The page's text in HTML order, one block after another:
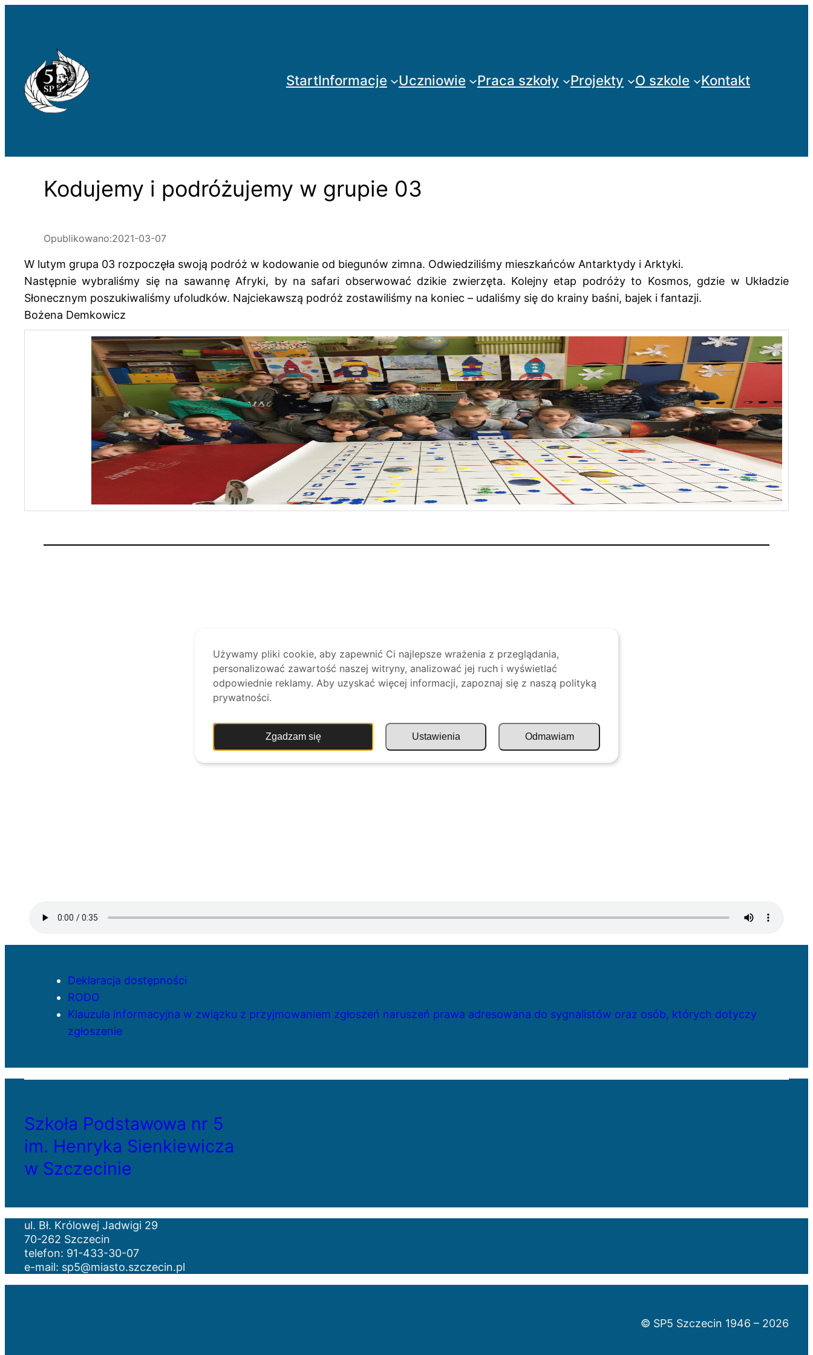
StartInformacje Uczniowie Praca szkoły Projekty O szkole Kontakt
Kodujemy i podróżujemy w grupie 03
Opublikowano:2021-03-07
W lutym grupa 03 rozpoczęła swoją podróż w kodowanie od biegunów zimna. Odwiedziliśmy mieszkańców Antarktydy i Arktyki.
Następnie wybraliśmy się na sawannę Afryki, by na safari obserwować dzikie zwierzęta. Kolejny etap podróży to Kosmos, gdzie w Układzie
Słonecznym poszukiwaliśmy ufoludków. Najciekawszą podróż zostawiliśmy na koniec – udaliśmy się do krainy baśni, bajek i fantazji.
Bożena Demkowicz
Deklaracja dostępności
RODO
Klauzula informacyjna w związku z przyjmowaniem zgłoszeń naruszeń prawa adresowana do sygnalistów oraz osób, których dotyczy
zgłoszenie
Szkoła Podstawowa nr 5
im. Henryka Sienkiewicza
w Szczecinie
ul. Bł. Królowej Jadwigi 29
70-262 Szczecin
telefon: 91-433-30-07
e-mail: sp5@miasto.szczecin.pl
© SP5 Szczecin 1946 – 2026
Używamy pliki cookie, aby zapewnić Ci najlepsze wrażenia z przeglądania,
personalizować zawartość naszej witryny, analizować jej ruch i wyświetlać
odpowiednie reklamy. Aby uzyskać więcej informacji, zapoznaj się z naszą polityką
prywatności.
Zgadzam się Ustawienia Odmawiam